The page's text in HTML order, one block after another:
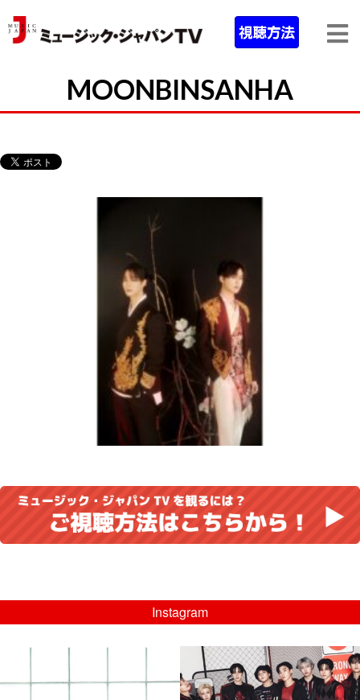
MOONBINSANHA
Instagram
...
musicjapantv
💡08/05(水)23:00特番放送！
...